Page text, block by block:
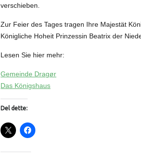
verschieben.
Zur Feier des Tages tragen Ihre Majestät
Königliche Hoheit Prinzessin Beatrix der
Lesen Sie hier mehr:
Gemeinde Dragør
Das Königshaus
Del dette: